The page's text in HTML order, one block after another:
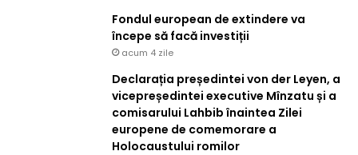
Fondul european de extindere va
începe să facă investiții
acum 4 zile
Declarația președintei von der Leyen, a
vicepreședintei executive Mînzatu și a
comisarului Lahbib înaintea Zilei
europene de comemorare a
Holocaustului romilor